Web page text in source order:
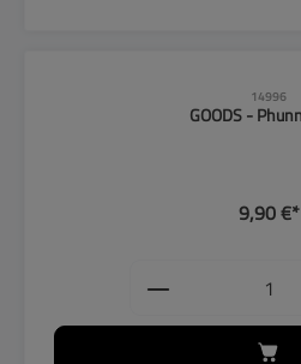
14996
GOODS -
9,90 €*
Produkt